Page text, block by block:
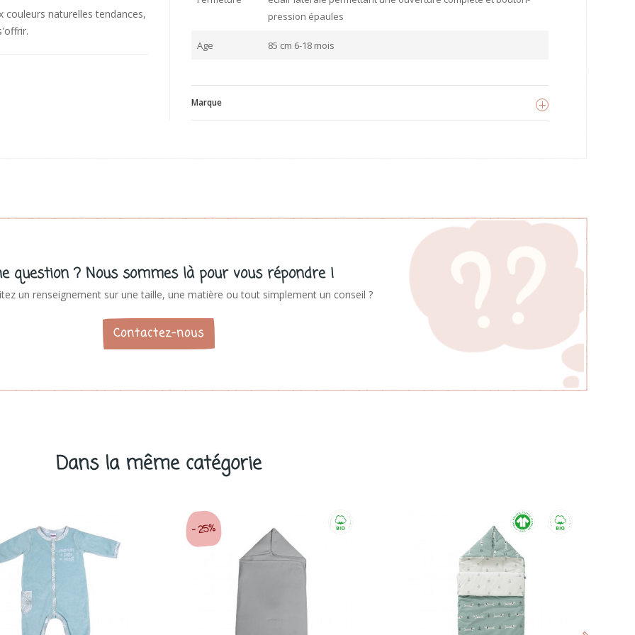
naturelles tendances,
pression épaules
Age 85 cm 6-18 mois
Marque
question ? Nous sommes là pour vous répondre !
un renseignement sur une taille, une matière ou tout simplement un conseil ?
Contactez-nous
Dans la même catégorie
-25%